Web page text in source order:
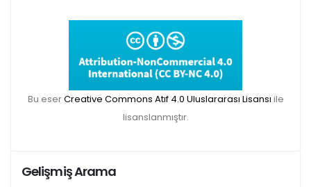
TR DIZIN 2020 Etik Kriterleri kapsamında,
dergimize 2020 yılında gönderilen ve
gönderilecek olan yayınlar için Etik Kurul
Belgesi zorunlu olacaktır. Bu kapsamda etik
gerekecektir. Bu nedenle dergimize makale
Bu eserCreative Commons Atıf 4.0 Uluslararası Lisansı ile
lisanslanmıştır.
Gelişmiş Arama